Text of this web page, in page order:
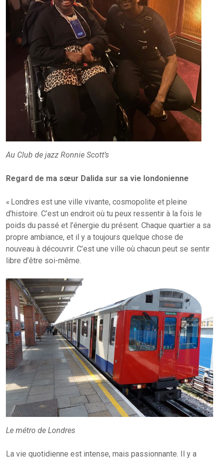
Au Club de jazz Ronnie Scott’s
Regard de ma sœur Dalida sur sa vie londonienne
« Londres est une ville vivante, cosmopolite et pleine
d’histoire. C’est un endroit où tu peux ressentir à la fois le
poids du passé et l’énergie du présent. Chaque quartier a sa
propre ambiance, et il y a toujours quelque chose de
nouveau à découvrir. C’est une ville où chacun peut se sentir
libre d’être soi-même.
Le métro de Londres
La vie quotidienne est intense, mais passionnante. Il y a